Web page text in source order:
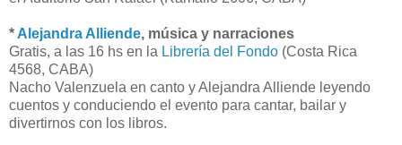
* Alejandra Alliende, música y narraciones
Gratis, a las 16 hs en la Librería del Fondo (Costa Rica
4568, CABA)
Nacho Valenzuela en canto y Alejandra Alliende leyendo
cuentos y conduciendo el evento para cantar, bailar y
divertirnos con los libros.